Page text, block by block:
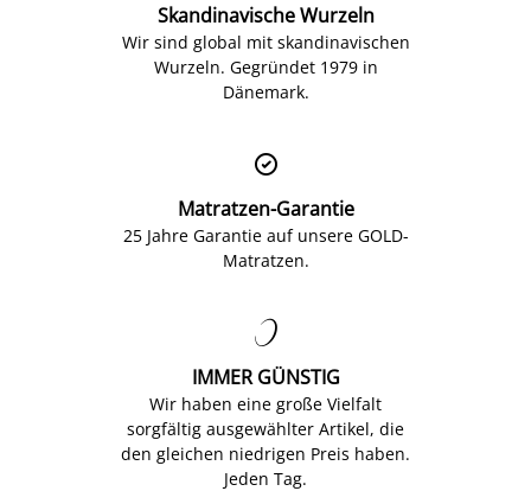
Skandinavische Wurzeln
Wir sind global mit skandinavischen
Wurzeln. Gegründet 1979 in
Dänemark.

Matratzen-Garantie
25 Jahre Garantie auf unsere GOLD-
Matratzen.

IMMER GÜNSTIG
Wir haben eine große Vielfalt
sorgfältig ausgewählter Artikel, die
den gleichen niedrigen Preis haben.
Jeden Tag.